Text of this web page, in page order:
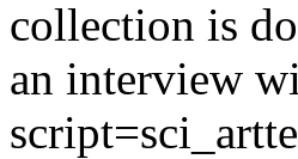
collection is
an interview